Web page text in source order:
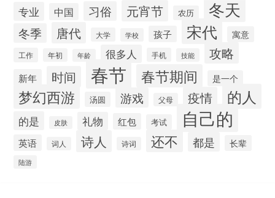
专业 中国 习俗 元宵节 农历 冬天
冬季 唐代 大学 学校 孩子 宋代 寓意
工作 年初 年龄 很多人 手机 技能 攻略
新年 时间 春节 春节期间 是一个
梦幻西游 汤圆 游戏 父母 疫情 的人
的是 皮肤 礼物 红包 考试 自己的
英语 词人 诗人 诗词 还不 都是 长辈
陆游